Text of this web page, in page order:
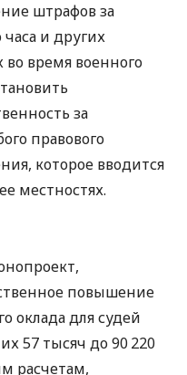
штрафов за
и других
время военного
за
правового
которое вводится
местностях.
повышение
оклада для судей
57 тысяч до 90 220
расчетам,